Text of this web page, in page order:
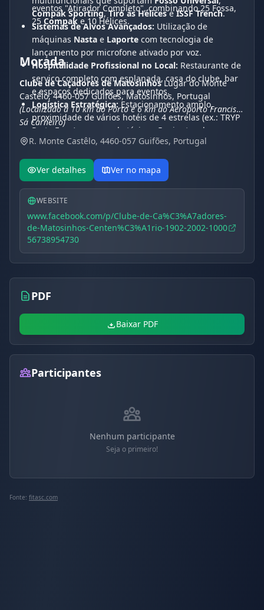
eventos "Atirador Completo", combinando 25 Fossa,
25 Compak e 10 Hélices.
Compak Sporting,Tiro às HéliceseISSF Trench.
Sistemas de Alvos Avançados: Utilização de
máquinas Nasta e Laporte com tecnologia de
lançamento por microfone ativado por voz.
Hospitalidade Profissional no Local: Restaurante de
serviço completo com esplanada, casa do clube, bar
e espaços dedicados para eventos.
Logística Estratégica: Estacionamento amplo,
proximidade de vários hotéis de 4 estrelas (ex.: TRYP
Porto Expo) e acesso de táxi em 5 minutos do
aeroporto.
Morada
Clube de Caçadores de MatosinhosLugar do Monte
Castêlo, 4460-057 Guifões, Matosinhos, Portugal
(Localizado a 10 km do Porto e 6 km do Aeroporto Francisco
Sá Carneiro)
R. Monte Castêlo, 4460-057 Guifões, Portugal
Ver detalhes Ver no mapa
WEBSITE
www.facebook.com/p/Clube-de-Ca%C3%A7adores-
de-Matosinhos-Centen%C3%A1rio-1902-2002-1000
56738954730
PDF
Baixar PDF
Participantes
Nenhum participante
Seja o primeiro!
Fonte: fitasc.com